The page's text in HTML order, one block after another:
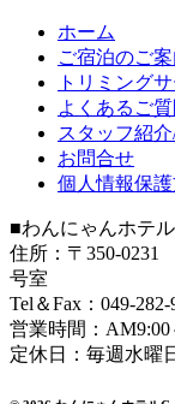
ホーム
ご宿泊のご
トリミング
よくあるご質
スタッフ紹
お問合せ
個人情報保
■わんにゃんホテ
住所：〒350-0231
号室
Tel＆Fax：049-282-
営業時間：AM9:00
定休日：毎週水曜